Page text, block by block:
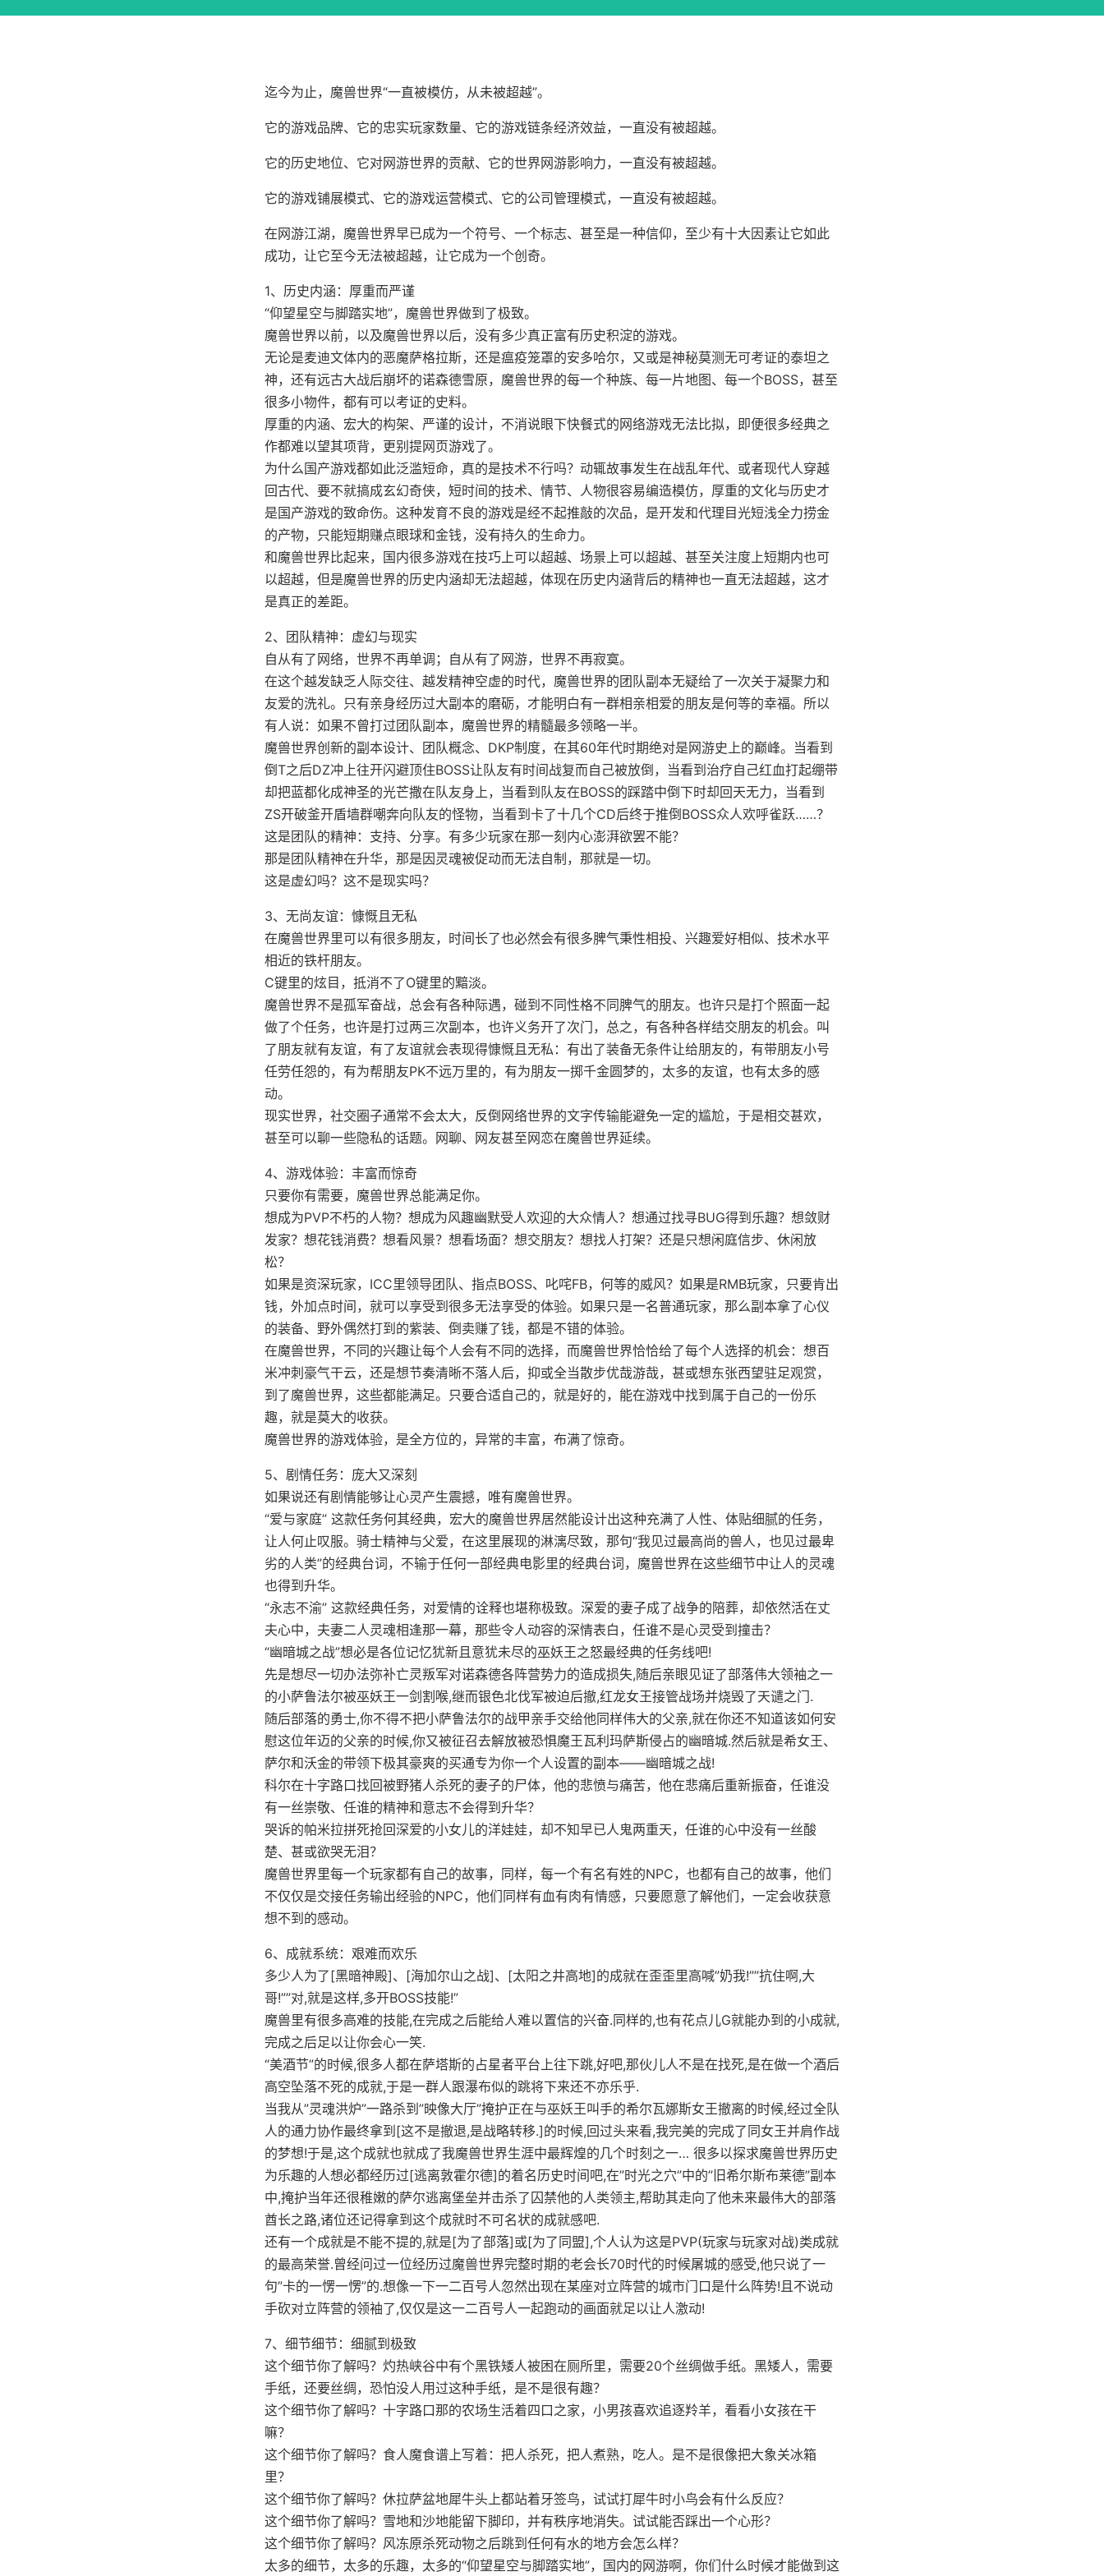
迄今为止，魔兽世界“一直被模仿，从未被超越”。
它的游戏品牌、它的忠实玩家数量、它的游戏链条经济效益，一直没有被超越。
它的历史地位、它对网游世界的贡献、它的世界网游影响力，一直没有被超越。
它的游戏铺展模式、它的游戏运营模式、它的公司管理模式，一直没有被超越。
在网游江湖，魔兽世界早已成为一个符号、一个标志、甚至是一种信仰，至少有十大因素让它如此
成功，让它至今无法被超越，让它成为一个创奇。
1、历史内涵：厚重而严谨
“仰望星空与脚踏实地”，魔兽世界做到了极致。
魔兽世界以前，以及魔兽世界以后，没有多少真正富有历史积淀的游戏。
无论是麦迪文体内的恶魔萨格拉斯，还是瘟疫笼罩的安多哈尔，又或是神秘莫测无可考证的泰坦之
神，还有远古大战后崩坏的诺森德雪原，魔兽世界的每一个种族、每一片地图、每一个BOSS，甚至
很多小物件，都有可以考证的史料。
厚重的内涵、宏大的构架、严谨的设计，不消说眼下快餐式的网络游戏无法比拟，即便很多经典之
作都难以望其项背，更别提网页游戏了。
为什么国产游戏都如此泛滥短命，真的是技术不行吗？动辄故事发生在战乱年代、或者现代人穿越
回古代、要不就搞成玄幻奇侠，短时间的技术、情节、人物很容易编造模仿，厚重的文化与历史才
是国产游戏的致命伤。这种发育不良的游戏是经不起推敲的次品，是开发和代理目光短浅全力捞金
的产物，只能短期赚点眼球和金钱，没有持久的生命力。
和魔兽世界比起来，国内很多游戏在技巧上可以超越、场景上可以超越、甚至关注度上短期内也可
以超越，但是魔兽世界的历史内涵却无法超越，体现在历史内涵背后的精神也一直无法超越，这才
是真正的差距。
2、团队精神：虚幻与现实
自从有了网络，世界不再单调；自从有了网游，世界不再寂寞。
在这个越发缺乏人际交往、越发精神空虚的时代，魔兽世界的团队副本无疑给了一次关于凝聚力和
友爱的洗礼。只有亲身经历过大副本的磨砺，才能明白有一群相亲相爱的朋友是何等的幸福。所以
有人说：如果不曾打过团队副本，魔兽世界的精髓最多领略一半。
魔兽世界创新的副本设计、团队概念、DKP制度，在其60年代时期绝对是网游史上的巅峰。当看到
倒T之后DZ冲上往开闪避顶住BOSS让队友有时间战复而自己被放倒，当看到治疗自己红血打起绷带
却把蓝都化成神圣的光芒撒在队友身上，当看到队友在BOSS的踩踏中倒下时却回天无力，当看到
ZS开破釜开盾墙群嘲奔向队友的怪物，当看到卡了十几个CD后终于推倒BOSS众人欢呼雀跃……？
这是团队的精神：支持、分享。有多少玩家在那一刻内心澎湃欲罢不能？
那是团队精神在升华，那是因灵魂被促动而无法自制，那就是一切。
这是虚幻吗？这不是现实吗？
3、无尚友谊：慷慨且无私
在魔兽世界里可以有很多朋友，时间长了也必然会有很多脾气秉性相投、兴趣爱好相似、技术水平
相近的铁杆朋友。
C键里的炫目，抵消不了O键里的黯淡。
魔兽世界不是孤军奋战，总会有各种际遇，碰到不同性格不同脾气的朋友。也许只是打个照面一起
做了个任务，也许是打过两三次副本，也许义务开了次门，总之，有各种各样结交朋友的机会。叫
了朋友就有友谊，有了友谊就会表现得慷慨且无私：有出了装备无条件让给朋友的，有带朋友小号
任劳任怨的，有为帮朋友PK不远万里的，有为朋友一掷千金圆梦的，太多的友谊，也有太多的感
动。
现实世界，社交圈子通常不会太大，反倒网络世界的文字传输能避免一定的尴尬，于是相交甚欢，
甚至可以聊一些隐私的话题。网聊、网友甚至网恋在魔兽世界延续。
4、游戏体验：丰富而惊奇
只要你有需要，魔兽世界总能满足你。
想成为PVP不朽的人物？想成为风趣幽默受人欢迎的大众情人？想通过找寻BUG得到乐趣？想敛财
发家？想花钱消费？想看风景？想看场面？想交朋友？想找人打架？还是只想闲庭信步、休闲放
松？
如果是资深玩家，ICC里领导团队、指点BOSS、叱咤FB，何等的威风？如果是RMB玩家，只要肯出
钱，外加点时间，就可以享受到很多无法享受的体验。如果只是一名普通玩家，那么副本拿了心仪
的装备、野外偶然打到的紫装、倒卖赚了钱，都是不错的体验。
在魔兽世界，不同的兴趣让每个人会有不同的选择，而魔兽世界恰恰给了每个人选择的机会：想百
米冲刺豪气干云，还是想节奏清晰不落人后，抑或全当散步优哉游哉，甚或想东张西望驻足观赏，
到了魔兽世界，这些都能满足。只要合适自己的，就是好的，能在游戏中找到属于自己的一份乐
趣，就是莫大的收获。
魔兽世界的游戏体验，是全方位的，异常的丰富，布满了惊奇。
5、剧情任务：庞大又深刻
如果说还有剧情能够让心灵产生震撼，唯有魔兽世界。
“爱与家庭” 这款任务何其经典，宏大的魔兽世界居然能设计出这种充满了人性、体贴细腻的任务，
让人何止叹服。骑士精神与父爱，在这里展现的淋漓尽致，那句“我见过最高尚的兽人，也见过最卑
劣的人类”的经典台词，不输于任何一部经典电影里的经典台词，魔兽世界在这些细节中让人的灵魂
也得到升华。
“永志不渝” 这款经典任务，对爱情的诠释也堪称极致。深爱的妻子成了战争的陪葬，却依然活在丈
夫心中，夫妻二人灵魂相逢那一幕，那些令人动容的深情表白，任谁不是心灵受到撞击？
“幽暗城之战”想必是各位记忆犹新且意犹未尽的巫妖王之怒最经典的任务线吧!
先是想尽一切办法弥补亡灵叛军对诺森德各阵营势力的造成损失,随后亲眼见证了部落伟大领袖之一
的小萨鲁法尔被巫妖王一剑割喉,继而银色北伐军被迫后撤,红龙女王接管战场并烧毁了天谴之门.
随后部落的勇士,你不得不把小萨鲁法尔的战甲亲手交给他同样伟大的父亲,就在你还不知道该如何安
慰这位年迈的父亲的时候,你又被征召去解放被恐惧魔王瓦利玛萨斯侵占的幽暗城.然后就是希女王、
萨尔和沃金的带领下极其豪爽的买通专为你一个人设置的副本——幽暗城之战!
科尔在十字路口找回被野猪人杀死的妻子的尸体，他的悲愤与痛苦，他在悲痛后重新振奋，任谁没
有一丝崇敬、任谁的精神和意志不会得到升华？
哭诉的帕米拉拼死抢回深爱的小女儿的洋娃娃，却不知早已人鬼两重天，任谁的心中没有一丝酸
楚、甚或欲哭无泪？
魔兽世界里每一个玩家都有自己的故事，同样，每一个有名有姓的NPC，也都有自己的故事，他们
不仅仅是交接任务输出经验的NPC，他们同样有血有肉有情感，只要愿意了解他们，一定会收获意
想不到的感动。
6、成就系统：艰难而欢乐
多少人为了[黑暗神殿]、[海加尔山之战]、[太阳之井高地]的成就在歪歪里高喊”奶我!””抗住啊,大
哥!””对,就是这样,多开BOSS技能!”
魔兽里有很多高难的技能,在完成之后能给人难以置信的兴奋.同样的,也有花点儿G就能办到的小成就,
完成之后足以让你会心一笑.
“美酒节”的时候,很多人都在萨塔斯的占星者平台上往下跳,好吧,那伙儿人不是在找死,是在做一个酒后
高空坠落不死的成就,于是一群人跟瀑布似的跳将下来还不亦乐乎.
当我从”灵魂洪炉”一路杀到”映像大厅”掩护正在与巫妖王叫手的希尔瓦娜斯女王撤离的时候,经过全队
人的通力协作最终拿到[这不是撤退,是战略转移.]的时候,回过头来看,我完美的完成了同女王并肩作战
的梦想!于是,这个成就也就成了我魔兽世界生涯中最辉煌的几个时刻之一… 很多以探求魔兽世界历史
为乐趣的人想必都经历过[逃离敦霍尔德]的着名历史时间吧,在”时光之穴”中的”旧希尔斯布莱德”副本
中,掩护当年还很稚嫩的萨尔逃离堡垒并击杀了囚禁他的人类领主,帮助其走向了他未来最伟大的部落
酋长之路,诸位还记得拿到这个成就时不可名状的成就感吧.
还有一个成就是不能不提的,就是[为了部落]或[为了同盟],个人认为这是PVP(玩家与玩家对战)类成就
的最高荣誉.曾经问过一位经历过魔兽世界完整时期的老会长70时代的时候屠城的感受,他只说了一
句”卡的一愣一愣”的.想像一下一二百号人忽然出现在某座对立阵营的城市门口是什么阵势!且不说动
手砍对立阵营的领袖了,仅仅是这一二百号人一起跑动的画面就足以让人激动!
7、细节细节：细腻到极致
这个细节你了解吗？灼热峡谷中有个黑铁矮人被困在厕所里，需要20个丝绸做手纸。黑矮人，需要
手纸，还要丝绸，恐怕没人用过这种手纸，是不是很有趣？
这个细节你了解吗？十字路口那的农场生活着四口之家，小男孩喜欢追逐羚羊，看看小女孩在干
嘛？
这个细节你了解吗？食人魔食谱上写着：把人杀死，把人煮熟，吃人。是不是很像把大象关冰箱
里？
这个细节你了解吗？休拉萨盆地犀牛头上都站着牙签鸟，试试打犀牛时小鸟会有什么反应？
这个细节你了解吗？雪地和沙地能留下脚印，并有秩序地消失。试试能否踩出一个心形？
这个细节你了解吗？风冻原杀死动物之后跳到任何有水的地方会怎么样？
太多的细节，太多的乐趣，太多的“仰望星空与脚踏实地”，国内的网游啊，你们什么时候才能做到这